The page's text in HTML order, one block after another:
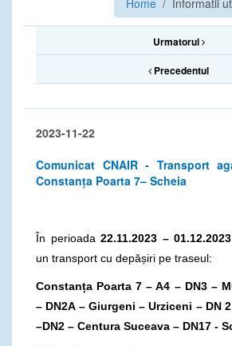
Urmatorul
Precedentul
2023-11-22
Comunicat CNAIR - Transport
Constanța Poarta 7– Scheia
În perioada22.11.2023 – 01.12.2023
un transport cu depășiri pe traseul:
Constanța Poarta 7 – A4 – DN3 –
– DN2A – Giurgeni – Urziceni – DN
–DN2 – Centura Suceava – DN17 -